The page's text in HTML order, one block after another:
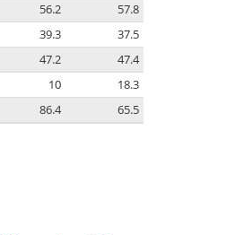
56.2
57.8
39.3
37.5
47.2
47.4
10
18.3
86.4 65.5